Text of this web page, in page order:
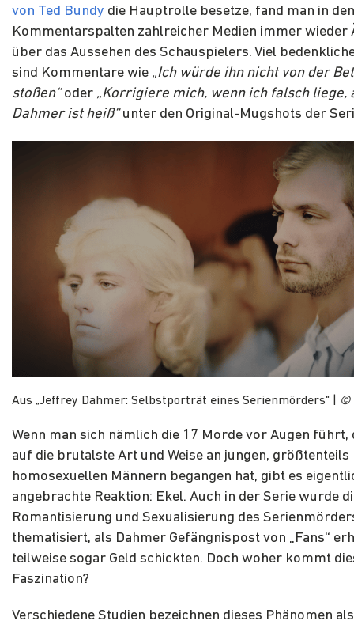
von Ted Bundy die Hauptrolle besetze, fand man in den
Kommentarspalten zahlreicher Medien immer wieder
über das Aussehen des Schauspielers. Viel
sind Kommentare wie „Ich würde ihn nicht von der
stoßen“oder „Korrigiere mich, wenn ich falsch liege,
Dahmer ist heiß“unter den Original-Mugshots der
Aus „Jeffrey Dahmer: Selbstporträt eines Serienmörders“ | ©
Wenn man sich nämlich die 17 Morde vor Augen führt,
auf die brutalste Art und Weise an jungen, größtenteils
homosexuellen Männern begangen hat, gibt es
angebrachte Reaktion: Ekel. Auch in der Serie wurde
Romantisierung und Sexualisierung des
thematisiert, als Dahmer Gefängnispost von „Fans“
teilweise sogar Geld schickten. Doch woher kommt
Faszination?
Verschiedene Studien bezeichnen dieses Phänomen